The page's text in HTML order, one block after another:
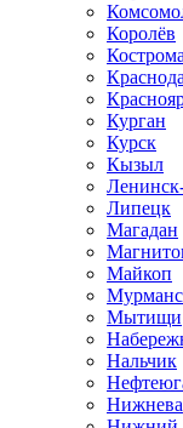
Королёв
Кострома
Курган
Курск
Кызыл
Липецк
Магадан
Майкоп
Мытищи
Нальчик